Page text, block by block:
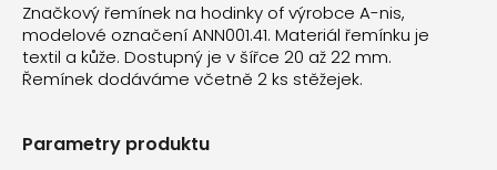
Značkový řemínek na hodinky of výrobce A-nis,
modelové označení ANN001.41. Materiál řemínku je
textil a kůže. Dostupný je v šířce 20 až 22 mm.
Řemínek dodáváme včetně 2 ks stěžejek.
Parametry produktu